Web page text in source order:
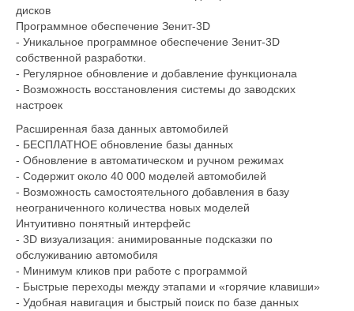
дисков
Программное обеспечение Зенит-3D
- Уникальное программное обеспечение Зенит-3D
собственной разработки.
- Регулярное обновление и добавление функционала
- Возможность восстановления системы до заводских
настроек
Расширенная база данных автомобилей
- БЕСПЛАТНОЕ обновление базы данных
- Обновление в автоматическом и ручном режимах
- Содержит около 40 000 моделей автомобилей
- Возможность самостоятельного добавления в базу
неограниченного количества новых моделей
Интуитивно понятный интерфейс
- 3D визуализация: анимированные подсказки по
обслуживанию автомобиля
- Минимум кликов при работе с программой
- Быстрые переходы между этапами и «горячие клавиши»
- Удобная навигация и быстрый поиск по базе данных